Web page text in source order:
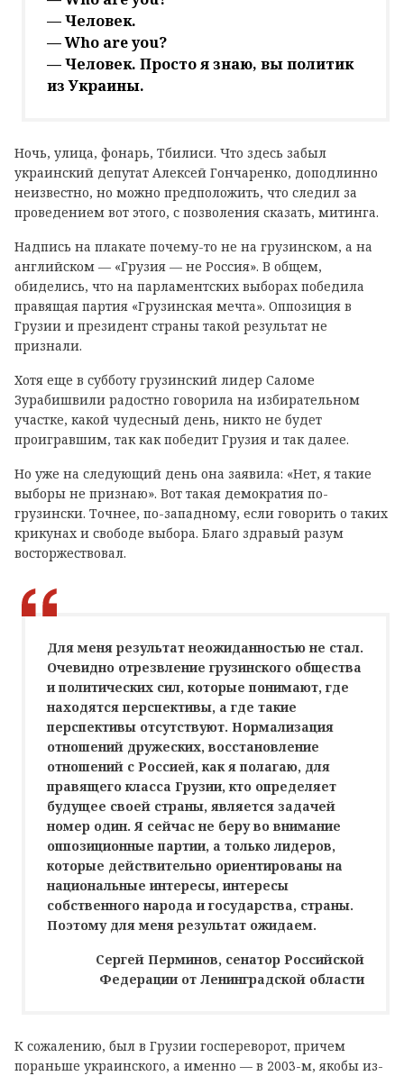
— Человек.
— Who are you?
— Человек. Просто я знаю, вы политик
из Украины.
Ночь, улица, фонарь, Тбилиси. Что здесь забыл
украинский депутат Алексей Гончаренко, доподлинно
неизвестно, но можно предположить, что следил за
проведением вот этого, с позволения сказать, митинга.
Надпись на плакате почему-то не на грузинском, а на
английском — «Грузия — не Россия». В общем,
обиделись, что на парламентских выборах победила
правящая партия «Грузинская мечта». Оппозиция в
Грузии и президент страны такой результат не
признали.
Хотя еще в субботу грузинский лидер Саломе
Зурабишвили радостно говорила на избирательном
участке, какой чудесный день, никто не будет
проигравшим, так как победит Грузия и так далее.
Но уже на следующий день она заявила: «Нет, я такие
выборы не признаю». Вот такая демократия по-
грузински. Точнее, по-западному, если говорить о таких
крикунах и свободе выбора. Благо здравый разум
восторжествовал.
Для меня результат неожиданностью не стал.
Очевидно отрезвление грузинского общества
и политических сил, которые понимают, где
находятся перспективы, а где такие
перспективы отсутствуют. Нормализация
отношений дружеских, восстановление
отношений с Россией, как я полагаю, для
правящего класса Грузии, кто определяет
будущее своей страны, является задачей
номер один. Я сейчас не беру во внимание
оппозиционные партии, а только лидеров,
которые действительно ориентированы на
национальные интересы, интересы
собственного народа и государства, страны.
Поэтому для меня результат ожидаем.
Сергей Перминов, сенатор Российской
Федерации от Ленинградской области
К сожалению, был в Грузии госпереворот, причем
пораньше украинского, а именно — в 2003-м, якобы из-